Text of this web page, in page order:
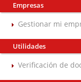
Empresas
Gestionar mi
Utilidades
Verificación de